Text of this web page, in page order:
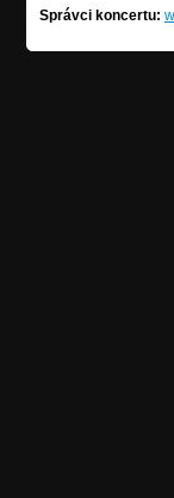
Správci koncertu: